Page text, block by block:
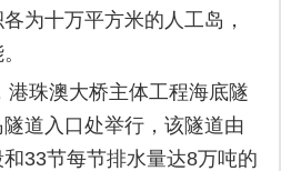
为十万平方米的人工岛，
港珠澳大桥主体工程海底隧
道入口处举行，该隧道由
33节每节排水量达8万吨的